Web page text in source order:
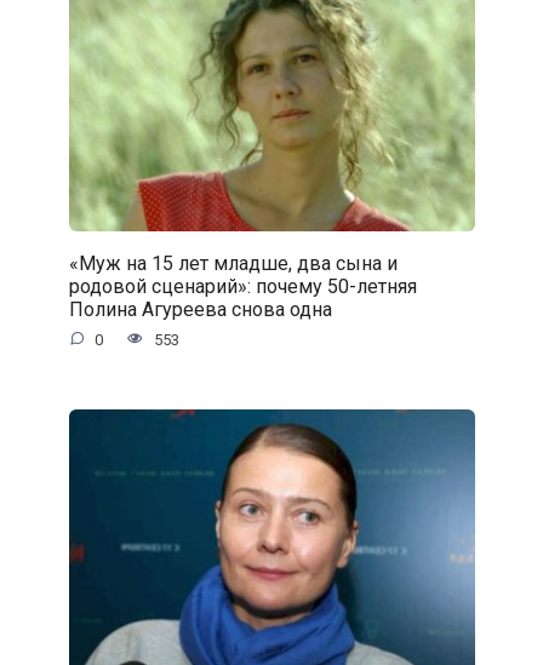
«Муж на 15 лет младше, два сына и
родовой сценарий»: почему 50-летняя
Полина Агуреева снова одна
0 553